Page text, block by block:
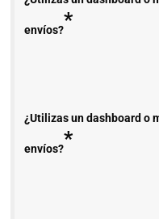
envíos?*
¿Utilizas un dashboard o
envíos?*